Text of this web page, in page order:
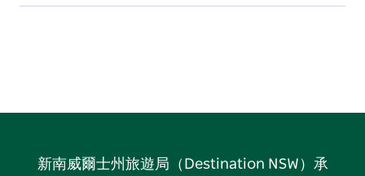
新南威爾士州旅遊局（Destination NSW）承